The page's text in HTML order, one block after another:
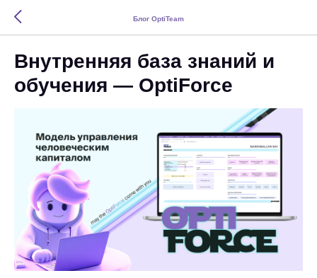
Блог OptiTeam
Внутренняя база знаний и
обучения — OptiForce